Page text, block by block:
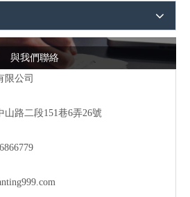
與我們聯絡
限公司
山路二段151巷6弄26號